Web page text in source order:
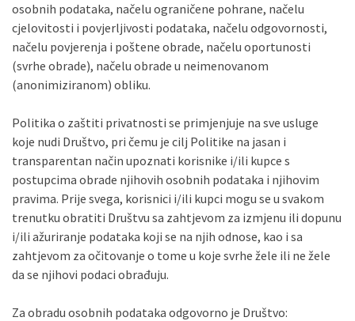
osobnih podataka, načelu ograničene pohrane, načelu
cjelovitosti i povjerljivosti podataka, načelu odgovornosti,
načelu povjerenja i poštene obrade, načelu oportunosti
(svrhe obrade), načelu obrade u neimenovanom
(anonimiziranom) obliku.
Politika o zaštiti privatnosti se primjenjuje na sve usluge
koje nudi Društvo, pri čemu je cilj Politike na jasan i
transparentan način upoznati korisnike i/ili kupce s
postupcima obrade njihovih osobnih podataka i njihovim
pravima. Prije svega, korisnici i/ili kupci mogu se u svakom
trenutku obratiti Društvu sa zahtjevom za izmjenu ili dopunu
i/ili ažuriranje podataka koji se na njih odnose, kao i sa
zahtjevom za očitovanje o tome u koje svrhe žele ili ne žele
da se njihovi podaci obrađuju.
Za obradu osobnih podataka odgovorno je Društvo: